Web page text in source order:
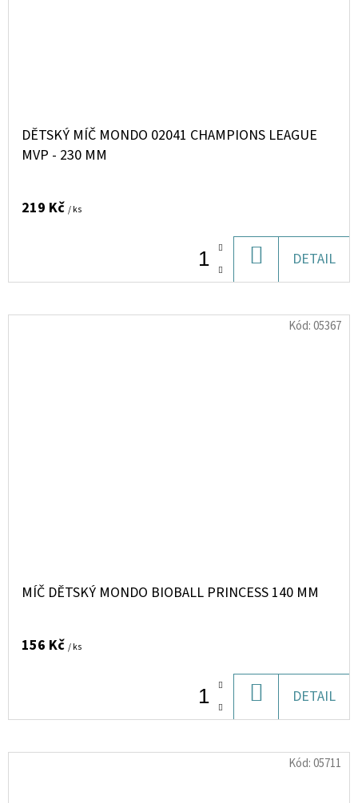
DĚTSKÝ MÍČ MONDO 02041 CHAMPIONS LEAGUE
MVP - 230 MM
219 Kč / ks
KOŠÍKU
DETAIL
MÍČ DĚTSKÝ MONDO BIOBALL PRINCESS 140 MM
156 Kč / ks
KOŠÍKU
DETAIL
Kód:05367
Kód:05711